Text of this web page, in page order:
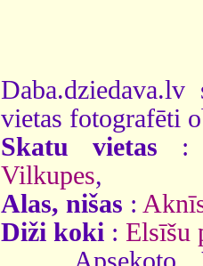
vietas fotografēti
Skatu vietas
Vilkupes,
Alas, nišas :
Diži koki : Elsīšu